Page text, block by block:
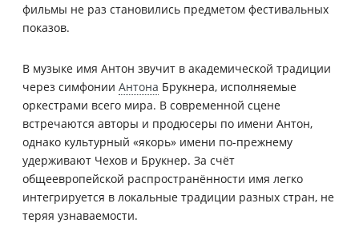
фильмы не раз становились предметом фестивальных
показов.
В музыке имя Антон звучит в академической традиции
через симфонии Антона Брукнера, исполняемые
оркестрами всего мира. В современной сцене
встречаются авторы и продюсеры по имени Антон,
однако культурный «якорь» имени по-прежнему
удерживают Чехов и Брукнер. За счёт
общеевропейской распространённости имя легко
интегрируется в локальные традиции разных стран, не
теряя узнаваемости.